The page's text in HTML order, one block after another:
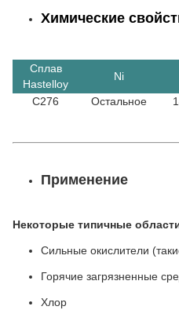
Химические
Сплав
Hastelloy
Ni
C276
Остальное
Применение
Некоторые типичные
Сильные окислители
Горячие загрязненные
Хлор